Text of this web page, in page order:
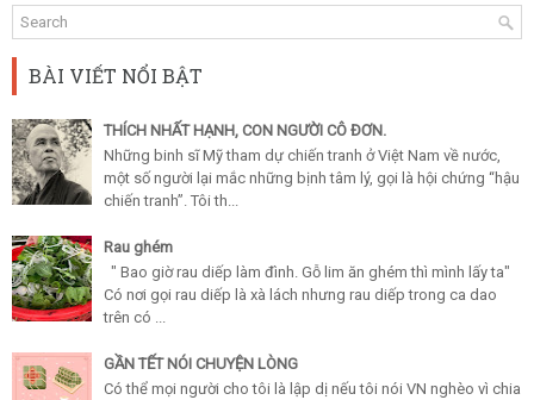
BÀI VIẾT NỔI BẬT
THÍCH NHẤT HẠNH, CON NGƯỜI CÔ ĐƠN.
Những binh sĩ Mỹ tham dự chiến tranh ở Việt Nam về nước,
một số người lại mắc những bịnh tâm lý, gọi là hội chứng “hậu
chiến tranh”. Tôi th...
Rau ghém
" Bao giờ rau diếp làm đình. Gỗ lim ăn ghém thì mình lấy ta"
Có nơi gọi rau diếp là xà lách nhưng rau diếp trong ca dao
trên có ...
GẦN TẾT NÓI CHUYỆN LÒNG
Có thể mọi người cho tôi là lập dị nếu tôi nói VN nghèo vì chia